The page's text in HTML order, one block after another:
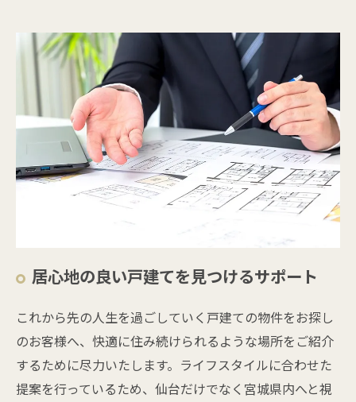
居心地の良い戸建てを見つけるサポート
これから先の人生を過ごしていく戸建ての物件をお探し
のお客様へ、快適に住み続けられるような場所をご紹介
するために尽力いたします。ライフスタイルに合わせた
提案を行っているため、仙台だけでなく宮城県内へと視